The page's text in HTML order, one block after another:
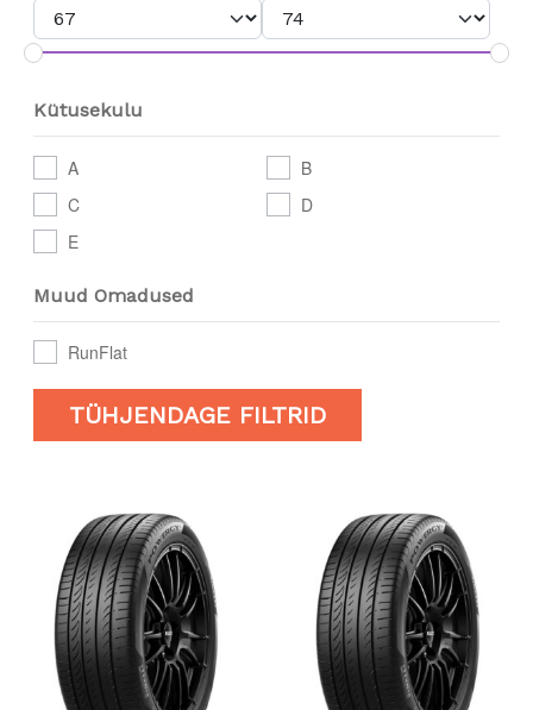
Kütusekulu
A
B
C
D
E
Muud Omadused
RunFlat
TÜHJENDAGE FILTRID